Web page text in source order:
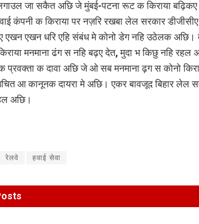
जा सकैत अछि जे मुंबई-पटना रूट क किराया
कंपनी क किराया पर नज़रि रखबा लेल सरकार
एखन एखन धरि एहि संबंध मे कोनो डेग नहि उठेलक अछि।
मनमाना ढंग स नहि बढ़ए देत, मुदा भ किछु नहि रहल
प्रवक्ता क दावा अछि जे ओ सब मनमाना ढ़ग स कोनो
आ कानूनक दायरा मे अछि। एकर बावजूद बिहार लेल
अछि।
रेलवे हवाई सेवा